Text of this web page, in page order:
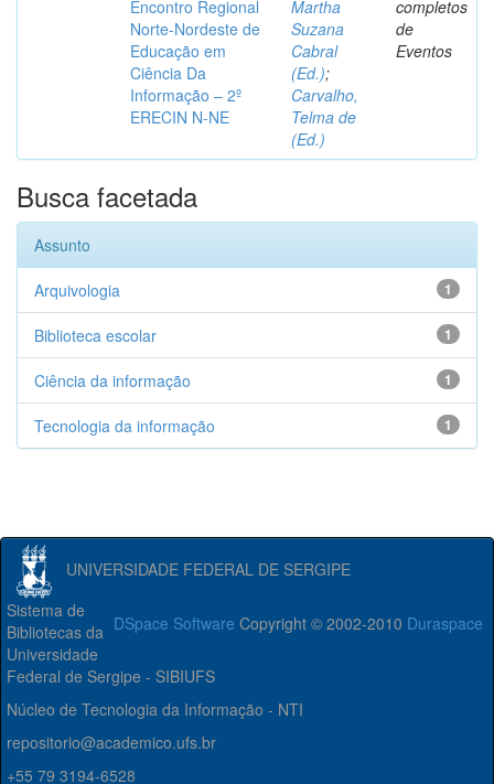
Encontro Regional
Norte-Nordeste de
Educação em
Ciência Da
Informação – 2º
ERECIN N-NE
Martha
Suzana
Cabral
(Ed.);
Carvalho,
Telma de
(Ed.)
completos
de
Eventos
Busca facetada
Assunto
1
Arquivologia
1
Biblioteca escolar
1
Ciência da informação
1
Tecnologia da informação
UNIVERSIDADE FEDERAL DE SERGIPE
DSpace Software Copyright © 2002-2010 Duraspace
Sistema de
Bibliotecas da
Universidade
Federal de Sergipe - SIBIUFS
Núcleo de Tecnologia da Informação - NTI
repositorio@academico.ufs.br
+55 79 3194-6528